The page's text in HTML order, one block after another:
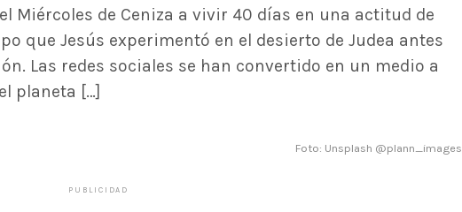
Miércoles de Ceniza a vivir 40 días en una actitud de
que Jesús experimentó en el desierto de Judea antes
Las redes sociales se han convertido en un medio a
planeta […]
Foto: Unsplash @plann_images
PUBLICIDAD